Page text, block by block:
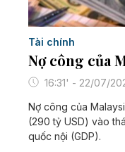
Tài chính
Nợ công của
16:31' - 22/07/
Nợ công của
(290 tỷ USD) vào
quốc nội (GDP).